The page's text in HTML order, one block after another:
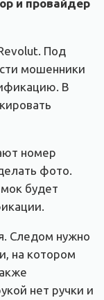
и провайдер
Под
мошенники
В
номер
фото.
будет
Следом нужно
на котором
нет ручки и